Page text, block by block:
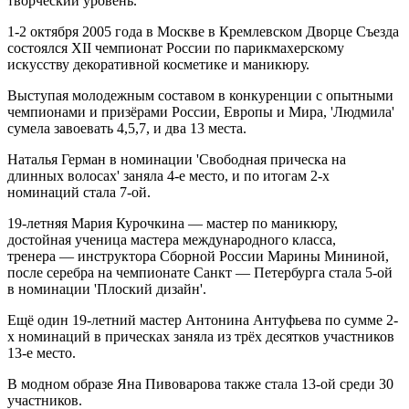
1-2 октября 2005 года в Москве в Кремлевском Дворце Съезда
состоялся XII чемпионат России по парикмахерскому
искусству декоративной косметике и маникюру.
Выступая молодежным составом в конкуренции с опытными
чемпионами и призёрами России, Европы и Мира, 'Людмила'
сумела завоевать 4,5,7, и два 13 места.
Наталья Герман в номинации 'Свободная прическа на
длинных волосах' заняла 4-е место, и по итогам 2-х
номинаций стала 7-ой.
19-летняя Мария Курочкина — мастер по маникюру,
достойная ученица мастера международного класса,
тренера — инструктора Сборной России Марины Мининой,
после серебра на чемпионате Санкт — Петербурга стала 5-ой
в номинации 'Плоский дизайн'.
Ещё один 19-летний мастер Антонина Антуфьева по сумме 2-
х номинаций в прическах заняла из трёх десятков участников
13-е место.
В модном образе Яна Пивоварова также стала 13-ой среди 30
участников.